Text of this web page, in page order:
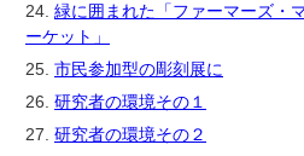
24. 緑に囲まれた「ファーマーズ・
ーケット」
25. 市民参加型の彫刻展に
26. 研究者の環境その１
27. 研究者の環境その２